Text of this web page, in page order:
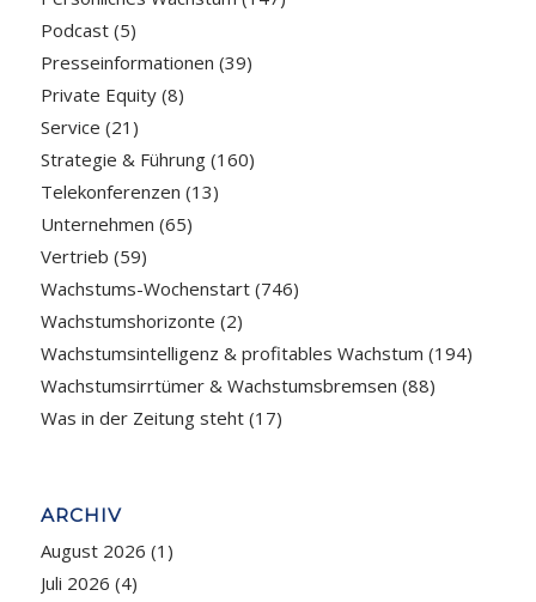
Podcast(5)
Presseinformationen (39)
Private Equity(8)
Service (21)
Strategie & Führung(160)
Telekonferenzen (13)
Unternehmen (65)
Vertrieb (59)
Wachstums-Wochenstart(746)
Wachstumshorizonte (2)
Wachstumsintelligenz & profitables Wachstum (194)
Wachstumsirrtümer & Wachstumsbremsen (88)
Was in der Zeitung steht(17)
ARCHIV
August 2026 (1)
Juli 2026 (4)